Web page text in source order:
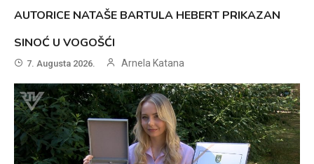
AUTORICE NATAŠE BARTULA HEBERT PRIKAZAN
SINOĆ U VOGOŠĆI
7. Augusta 2026. Arnela Katana